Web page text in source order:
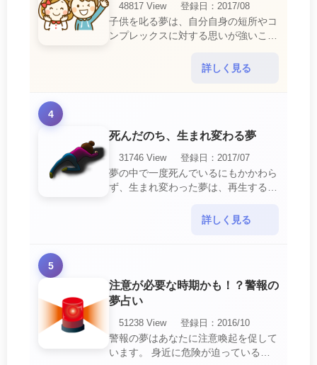
48817 View
登録日：2017/08
子供を叱る夢は、自分自身の短所やコ
ンプレックスに対する思いが強いこと
短所やコンプレックスを的確に認識し
詳しく見る
4
死んだのち、生まれ変わる夢
31746 View
登録日：2017/07
夢の中で一度死んでいるにもかかわら
ず、生まれ変わった夢は、再生する夢
あなたに関するすべての運気が上昇し
詳しく見る
5
注意が必要な時期かも！？警報の
夢占い
51238 View
登録日：2016/10
警報の夢はあなたに注意喚起を促して
います。 身近に危険が迫っている暗